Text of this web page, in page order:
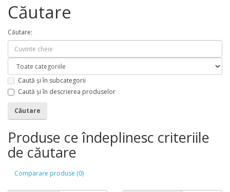
Căutare
Căutare:
Caută și în subcategorii
Caută și în descrierea produselor
Produse ce îndeplinesc criteriile
de căutare
Comparare produse (0)